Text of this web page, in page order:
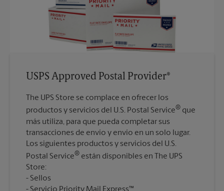
USPS Approved Postal Provider®
The UPS Store se complace en ofrecer los
productos y servicios del U.S. Postal Service® que
más utiliza, para que pueda completar sus
transacciones de envío y envío en un solo lugar.
Los siguientes productos y servicios del U.S.
Postal Service® están disponibles en The UPS
Store:
Sellos